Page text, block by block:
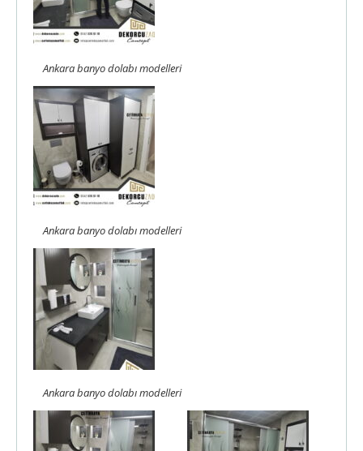
Ankara banyo dolabı modelleri
Ankara banyo dolabı modelleri
Ankara banyo dolabı modelleri